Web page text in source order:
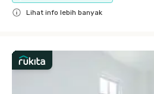
Lihat info lebih banyak